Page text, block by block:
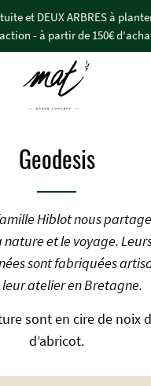
et DEUX ARBRES à
- à partir de 150€
Geodesis
Hiblot nous
et le voyage.
sont fabriquées
atelier en Bretagne.
sont en cire de noix
d’abricot.